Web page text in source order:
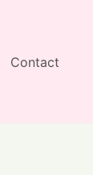
Contact